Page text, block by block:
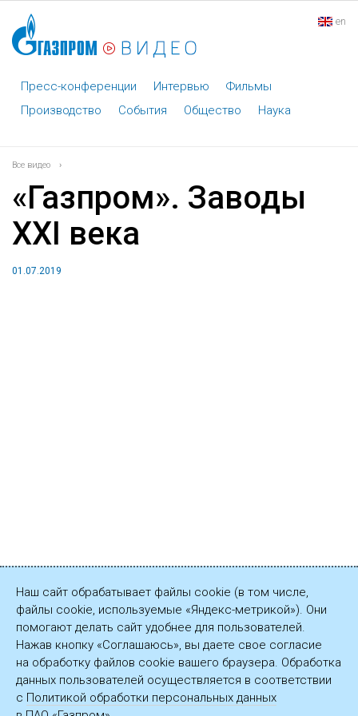
en
Пресс-конференции Интервью
Фильмы
Производство
События Общество Наука
Все видео ›
«Газпром». Заводы
XXI века
01.07.2019
Наш сайт обрабатывает файлы cookie (в том числе,
файлы cookie, используемые «Яндекс-метрикой»). Они
помогают делать сайт удобнее для пользователей.
Нажав кнопку «Соглашаюсь», вы даете свое согласие
на обработку файлов cookie вашего браузера. Обработка
данных пользователей осуществляется в соответствии
с Политикой обработки персональных данных